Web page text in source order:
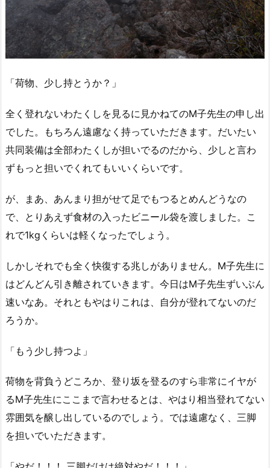
「荷物、少し持とうか？」
全く登れないわたくしを見るに見かねてのM子先生の申し出
でした。もちろん遠慮なく持っていただきます。だいたい
共同装備は全部わたくしが担いでるのだから、少しと言わ
ずもっと担いでくれてもいいくらいです。
が、まあ、あんまり担がせて足でもつるとめんどうなの
で、とりあえず食材の入ったビニール袋を渡しました。こ
れで1kgくらいは軽くなったでしょう。
しかしそれでも全く快復する兆しがありません。M子先生に
はどんどん引き離されていきます。今日はM子先生ずいぶん
速いなあ。それともやはりこれは、自分が登れてないのだ
ろうか。
「もう少し持つよ」
荷物を背負うどころか、登り坂を登るのすら非常にイヤが
るM子先生にここまで言わせるとは、やはり相当登れてない
雰囲気を醸し出しているのでしょう。では遠慮なく、三脚
を担いでいただきます。